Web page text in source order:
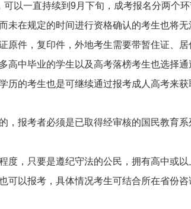
以一直持续到9月下旬，成考报名分两个
在规定的时间进行资格确认的考生也将无
件，复印件，外地考生需要带暂住证、居
高中毕业的学生以及高考落榜考生也选择
的考生也是可继续通过报考成人高考来获
，报考者必须是已取得经审核的国民教育
度，只要是遵纪守法的公民，拥有高中或以
可以报考，具体情况考生可结合所在省份